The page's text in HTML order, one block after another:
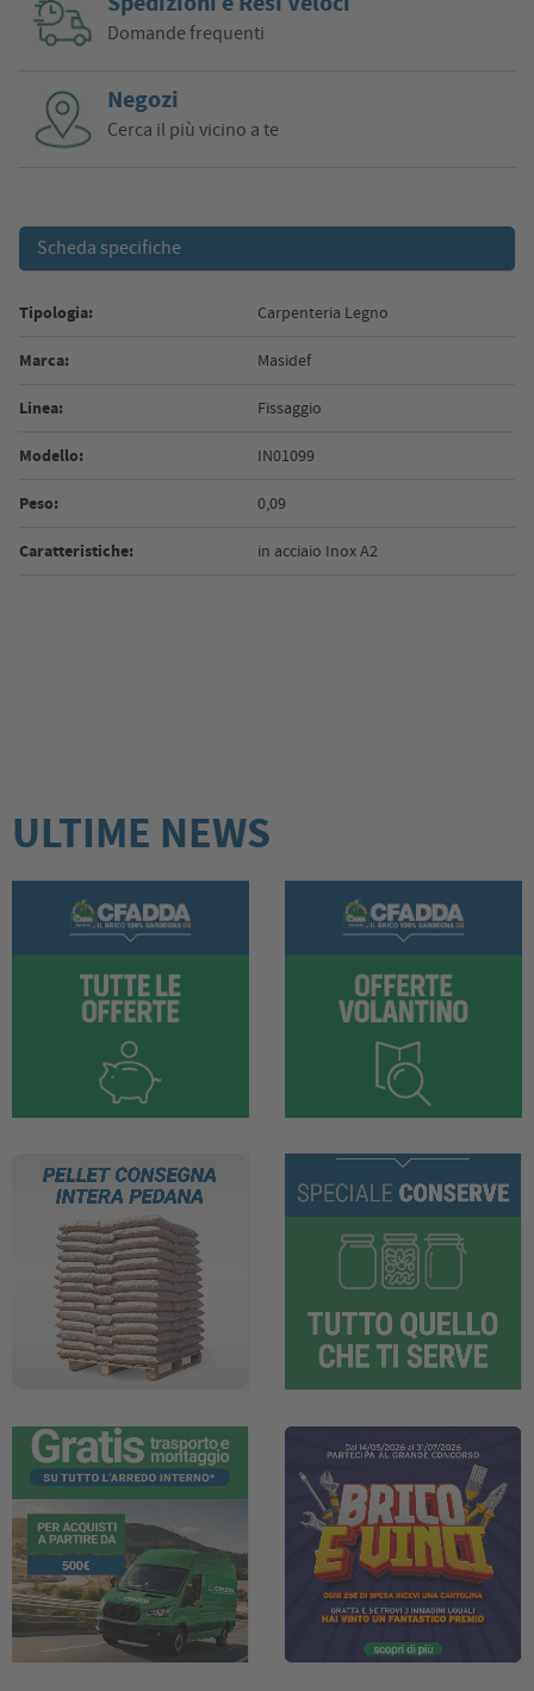
Domande frequenti
Negozi
Cerca il più vicino a te
Scheda specifiche
Tipologia: Carpenteria Legno
Marca: Masidef
Linea: Fissaggio
Modello: IN01099
Peso: 0,09
Caratteristiche: in acciaio Inox A2
ULTIME NEWS